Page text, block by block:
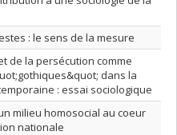
: le sens de la mesure
de la persécution comme
dans la
: essai sociologique
milieu homosocial au coeur
nationale